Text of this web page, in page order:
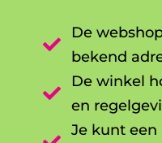

De
bekend

De winkel
en
Je kunt